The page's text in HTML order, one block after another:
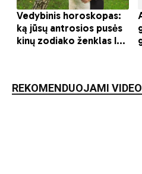
REKOMENDUOJAMI VIDEO